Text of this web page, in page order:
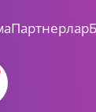
Партнерлар